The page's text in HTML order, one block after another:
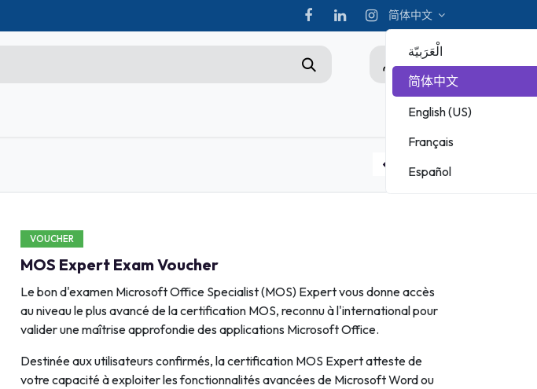
简体中文
الْعَرَبيّة
简体中文
English (US)
Français
Español
MICROSOFT
VOUCHER
MOS Expert Exam Voucher
Le bon d'examen Microsoft Office Specialist (MOS) Expert vous donne accès
au niveau le plus avancé de la certification MOS, reconnu à l'international pour
valider une maîtrise approfondie des applications Microsoft Office.
Destinée aux utilisateurs confirmés, la certification MOS Expert atteste de
votre capacité à exploiter les fonctionnalités avancées de Microsoft Word ou